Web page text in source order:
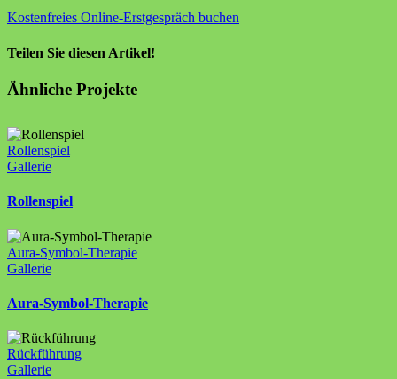
Kostenfreies Online-Erstgespräch buchen
Teilen Sie diesen Artikel!
Facebook
X
Reddit
LinkedIn
WhatsApp
Tumblr
Pinterest
Vk
E-
Ähnliche Projekte
Rollenspiel
Gallerie
Rollenspiel
Aura-Symbol-Therapie
Gallerie
Aura-Symbol-Therapie
Rückführung
Gallerie